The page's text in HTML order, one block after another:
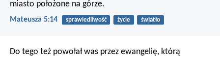
miasto położone na górze.
Mateusza 5:14 sprawiedliwość życie światło
Do tego też powołał was przez ewangelię, którą